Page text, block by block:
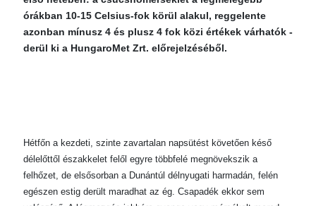
órákban 10-15 Celsius-fok körül alakul, reggelente
azonban mínusz 4 és plusz 4 fok közi értékek várhatók -
derül ki a HungaroMet Zrt. előrejelzéséből.
Hétfőn a kezdeti, szinte zavartalan napsütést követően késő
délelőttől északkelet felől egyre többfelé megnövekszik a
felhőzet, de elsősorban a Dunántúl délnyugati harmadán, felén
egészen estig derült maradhat az ég. Csapadék ekkor sem